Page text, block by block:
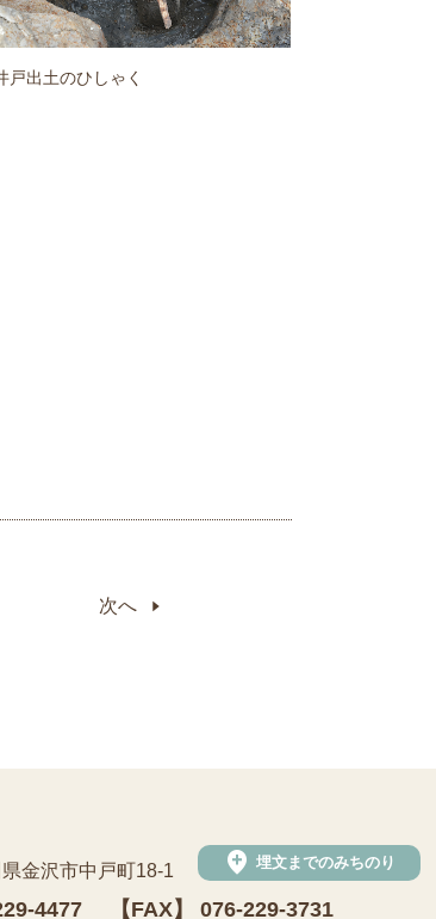
戸出土のひしゃく
次へ
金沢市中戸町18-1 add_location 埋文までのみちのり
4477 【FAX】 076-229-3731